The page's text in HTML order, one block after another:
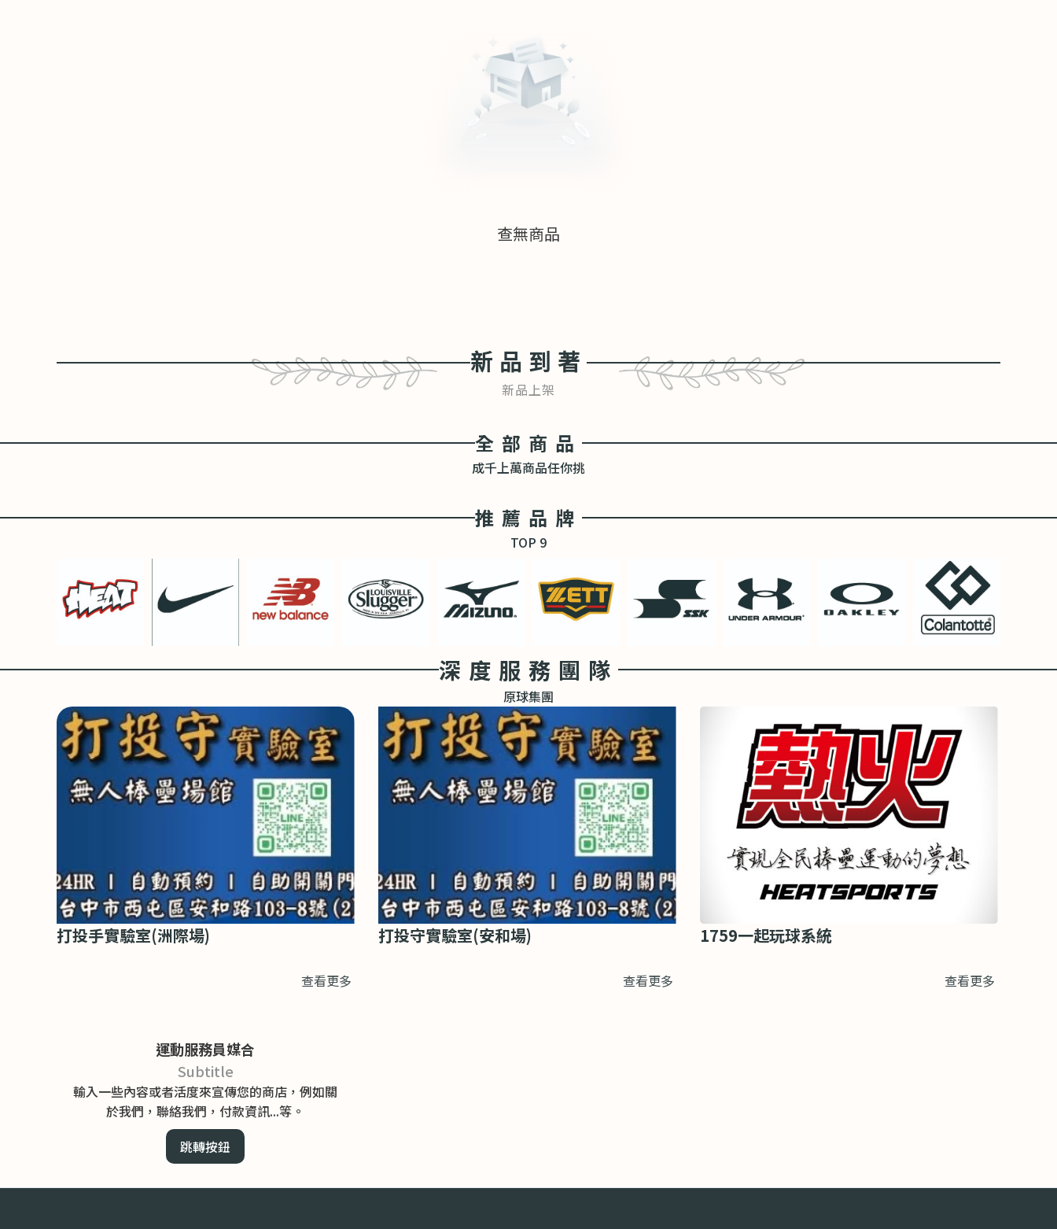
查無商品
新品到著
新品上架
全部商品
成千上萬商品任你挑
推薦品牌
TOP 9
深度服務團隊
原球集團
打投手實驗室(洲際場)
查看更多
打投守實驗室(安和場)
查看更多
1759一起玩球系統
查看更多
運動服務員媒合
Subtitle
輸入一些內容或者活度來宣傳您的商店，例如關
於我們，聯絡我們，付款資訊...等。
跳轉按鈕